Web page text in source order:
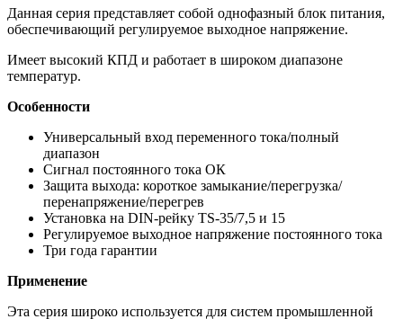
Данная серия представляет собой однофазный блок питания,
обеспечивающий регулируемое выходное напряжение.
Имеет высокий КПД и работает в широком диапазоне
температур.
Особенности
Универсальный вход переменного тока/полный
диапазон
Сигнал постоянного тока ОК
Защита выхода: короткое замыкание/перегрузка/
перенапряжение/перегрев
Установка на DIN-рейку TS-35/7,5 и 15
Регулируемое выходное напряжение постоянного тока
Три года гарантии
Применение
Эта серия широко используется для систем промышленной